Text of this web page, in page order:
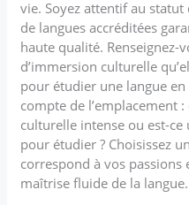
vie. Soyez attentif au statut
de langues accréditées
haute qualité. Renseignez-
d’immersion culturelle
pour étudier une langue
compte de l’emplacement
culturelle intense ou est-
pour étudier ? Choisissez
correspond à vos
maîtrise fluide de la langue.